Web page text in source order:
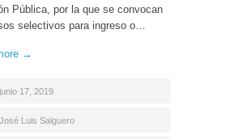
Pública, por la que se convocan
selectivos para ingreso o…
→
junio 17, 2019
José Luis Salguero